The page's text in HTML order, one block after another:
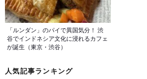
「ルンダン」のパイで異国気分！ 渋
谷でインドネシア文化に浸れるカフェ
が誕生（東京・渋谷）
人気記事ランキング